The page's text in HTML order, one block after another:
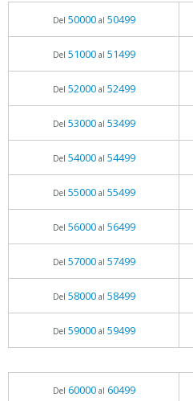
Del 50000al 50499
Del 51000al 51499
Del 52000al 52499
Del 53000al 53499
Del 54000al 54499
Del 55000al 55499
Del 56000al 56499
Del 57000al 57499
Del 58000al 58499
Del 59000al 59499
Del 60000al 60499